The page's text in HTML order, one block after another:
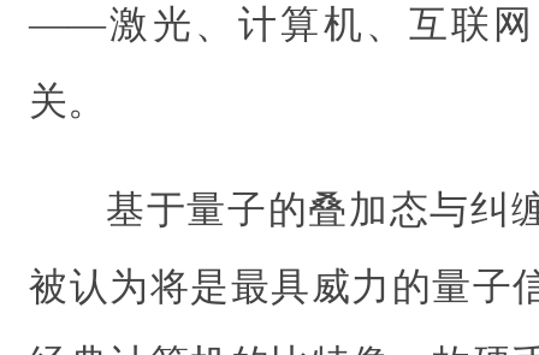
——激光、计算机、互联网
关。
基于量子的叠加态与纠
被认为将是最具威力的量子